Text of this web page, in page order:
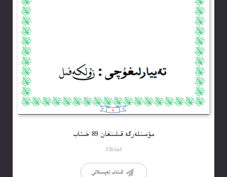
مۆمىنلەرگە قىلىنغان 89 خىتاب
Elkitab
كىتاب تەپسىلاتى